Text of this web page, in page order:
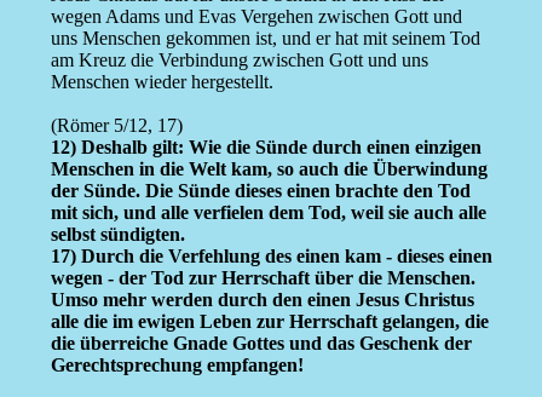
wegen Adams und Evas Vergehen zwischen Gott und
uns Menschen gekommen ist, und er hat mit seinem Tod
am Kreuz die Verbindung zwischen Gott und uns
Menschen wieder hergestellt.
(Römer 5/12, 17)
12) Deshalb gilt: Wie die Sünde durch einen einzigen
Menschen in die Welt kam, so auch die Überwindung
der Sünde. Die Sünde dieses einen brachte den Tod
mit sich, und alle verfielen dem Tod, weil sie auch alle
selbst sündigten.
17) Durch die Verfehlung des einen kam - dieses einen
wegen - der Tod zur Herrschaft über die Menschen.
Umso mehr werden durch den einen Jesus Christus
alle die im ewigen Leben zur Herrschaft gelangen, die
die überreiche Gnade Gottes und das Geschenk der
Gerechtsprechung empfangen!